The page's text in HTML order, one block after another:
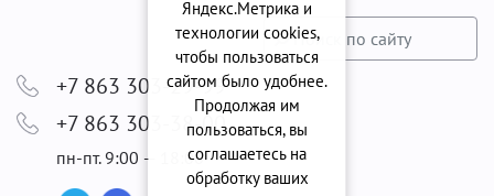
+7 863 303-29-99
+7 863 303-38-00
пн-пт. 9:00 — 18:00
Яндекс.Метрика и
технологии cookies,
чтобы пользоваться
сайтом было удобнее.
Продолжая им
пользоваться, вы
соглашаетесь на
обработку ваших